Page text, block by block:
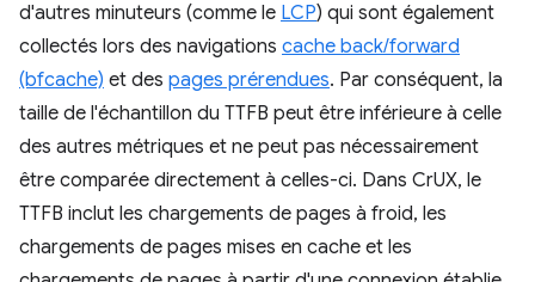
d'autres minuteurs (comme le LCP) qui sont également
collectés lors des navigations cache back/forward
(bfcache) et des pages prérendues. Par conséquent, la
taille de l'échantillon du TTFB peut être inférieure à celle
des autres métriques et ne peut pas nécessairement
être comparée directement à celles-ci. Dans CrUX, le
TTFB inclut les chargements de pages à froid, les
chargements de pages mises en cache et les